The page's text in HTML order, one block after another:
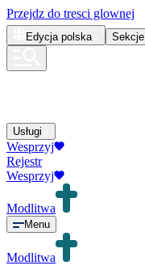
Przejdz do tresci glownej
Edycja polska Sekcje
Usługi
Wesprzyj
Rejestr
Wesprzyj
Modlitwa
Menu
Modlitwa